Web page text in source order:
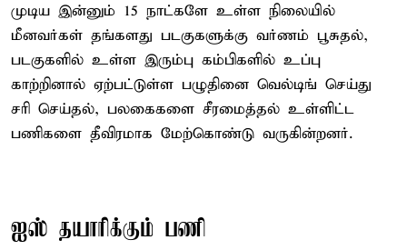
முடிய இன்னும் 15 நாட்களே உள்ள நிலையில்
மீனவர்கள் தங்களது படகுகளுக்கு வர்ணம் பூசுதல்,
படகுகளில் உள்ள இரும்பு கம்பிகளில் உப்பு
காற்றினால் ஏற்பட்டுள்ள பழுதினை வெல்டிங் செய்து
சரி செய்தல், பலகைகளை சீரமைத்தல் உள்ளிட்ட
பணிகளை தீவிரமாக மேற்கொண்டு வருகின்றனர்.
ஐஸ் தயாரிக்கும் பணி